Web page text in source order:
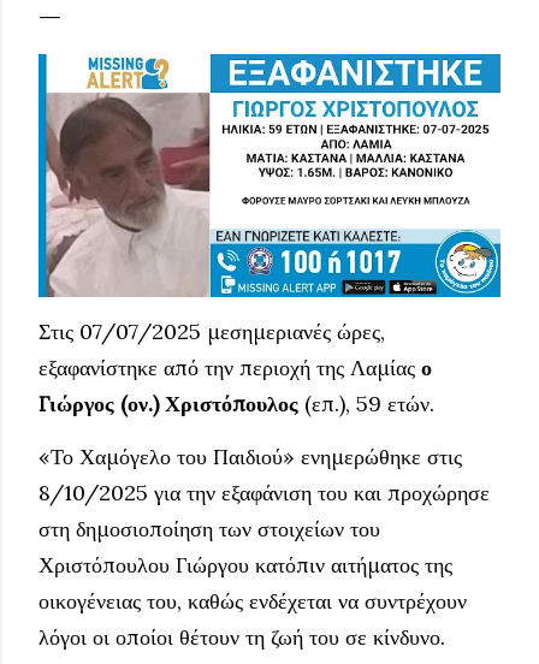
Στις 07/07/2025 μεσημεριανές ώρες,
εξαφανίστηκε από την περιοχή της Λαμίας ο
Γιώργος (ον.) Χριστόπουλος (επ.), 59 ετών.
«Το Χαμόγελο του Παιδιού» ενημερώθηκε στις
8/10/2025 για την εξαφάνιση του και προχώρησε
στη δημοσιοποίηση των στοιχείων του
Χριστόπουλου Γιώργου κατόπιν αιτήματος της
οικογένειας του, καθώς ενδέχεται να συντρέχουν
λόγοι οι οποίοι θέτουν τη ζωή του σε κίνδυνο.